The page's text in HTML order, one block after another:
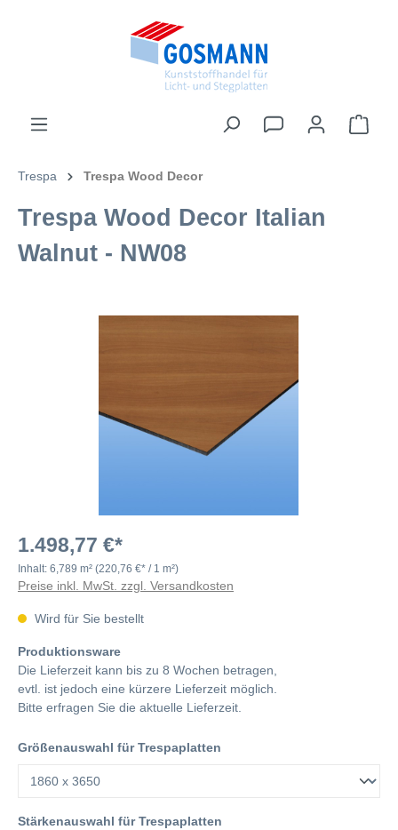
Trespa Trespa Wood Decor
Trespa Wood Decor Italian
Walnut - NW08
1.498,77 €*
Inhalt: 6,789 m² (220,76 €* / 1 m²)
Preise inkl. MwSt. zzgl. Versandkosten
Wird für Sie bestellt
Produktionsware
Die Lieferzeit kann bis zu 8 Wochen betragen,
evtl. ist jedoch eine kürzere Lieferzeit möglich.
Bitte erfragen Sie die aktuelle Lieferzeit.
Größenauswahl für Trespaplatten
Stärkenauswahl für Trespaplatten